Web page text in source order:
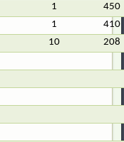
1
450
1
410
10
208